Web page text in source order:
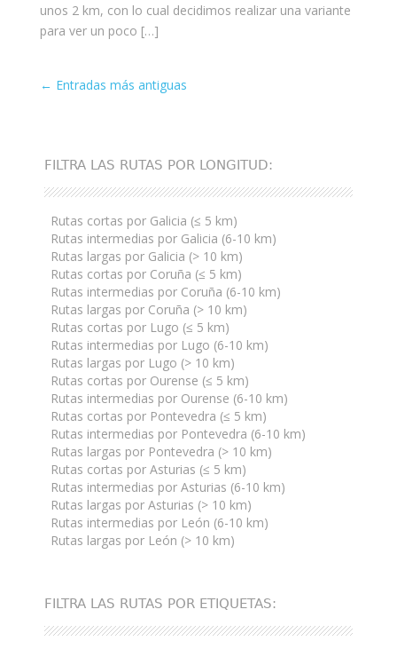
unos 2 km, con lo cual decidimos realizar una variante
para ver un poco […]
Entrada
navegación
← Entradas más antiguas
FILTRA LAS RUTAS POR LONGITUD:
Rutas cortas por Galicia (≤ 5 km)
Rutas intermedias por Galicia (6-10 km)
Rutas largas por Galicia (> 10 km)
Rutas cortas por Coruña (≤ 5 km)
Rutas intermedias por Coruña (6-10 km)
Rutas largas por Coruña (> 10 km)
Rutas cortas por Lugo (≤ 5 km)
Rutas intermedias por Lugo (6-10 km)
Rutas largas por Lugo (> 10 km)
Rutas cortas por Ourense (≤ 5 km)
Rutas intermedias por Ourense (6-10 km)
Rutas cortas por Pontevedra (≤ 5 km)
Rutas intermedias por Pontevedra (6-10 km)
Rutas largas por Pontevedra (> 10 km)
Rutas cortas por Asturias (≤ 5 km)
Rutas intermedias por Asturias (6-10 km)
Rutas largas por Asturias (> 10 km)
Rutas intermedias por León (6-10 km)
Rutas largas por León (> 10 km)
FILTRA LAS RUTAS POR ETIQUETAS: